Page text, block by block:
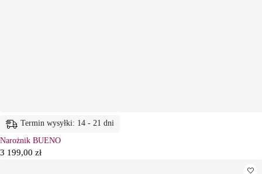
Termin wysyłki: 14 - 21 dni
Narożnik BUENO
3 199,00 zł